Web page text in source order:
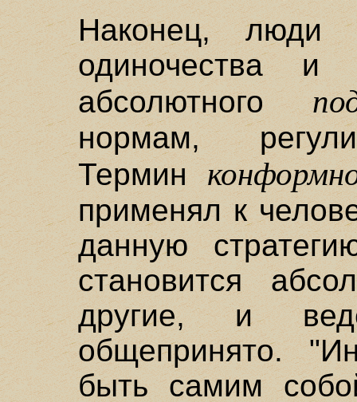
Наконец, люди
одиночества и
абсолютного
нормам,
Термин
применял к
данную
становится
другие, и
общепринято.
быть самим